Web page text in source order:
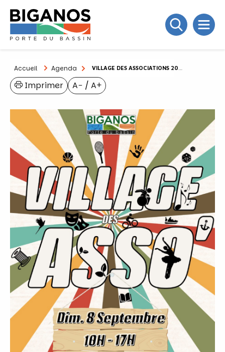
Accueil Agenda VILLAGE DES ASSOCIATIONS 2024
A− / A+
Imprimer